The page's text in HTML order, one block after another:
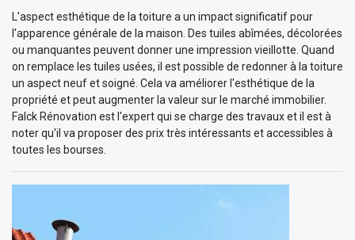
L'aspect esthétique de la toiture a un impact significatif pour
l'apparence générale de la maison. Des tuiles abîmées, décolorées
ou manquantes peuvent donner une impression vieillotte. Quand
on remplace les tuiles usées, il est possible de redonner à la toiture
un aspect neuf et soigné. Cela va améliorer l'esthétique de la
propriété et peut augmenter la valeur sur le marché immobilier.
Falck Rénovation est l'expert qui se charge des travaux et il est à
noter qu'il va proposer des prix très intéressants et accessibles à
toutes les bourses.